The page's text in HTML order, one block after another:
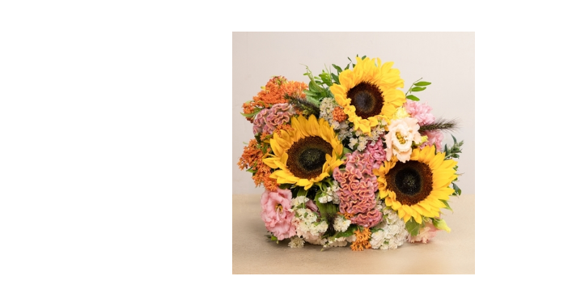
'Tropical Amazone' et 'Wild Calypso', connues
pour leur tenue en vase, leurs teintes
incroyables et le parfait épanouissement de
leurs boutons.
Une explosion de couleurs dans un bouquet de
roses fraîches !
Il contient :
- Un mélange harmonieux de roses roses,
rouges, jaunes et orange
- Quelques feuillages pour structurer
À offrir pour :
- Souhaiter un anniversaire joyeux et coloré